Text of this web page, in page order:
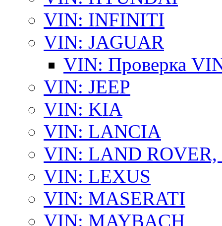
VIN: INFINITI
VIN: JAGUAR
VIN: Проверка
VIN: JEEP
VIN: KIA
VIN: LANCIA
VIN: LAND ROVER,
VIN: LEXUS
VIN: MASERATI
VIN: MAYBACH